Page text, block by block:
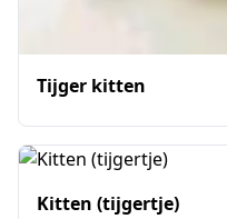
Tijger kitten
Kitten (tijgertje)